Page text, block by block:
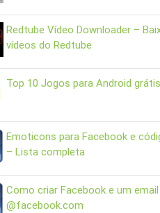
Redtube Vídeo Downloader –
vídeos do Redtube
Top 10 Jogos para Android grátis
Emoticons para Facebook e
– Lista completa
Como criar Facebook e um email
@facebook.com